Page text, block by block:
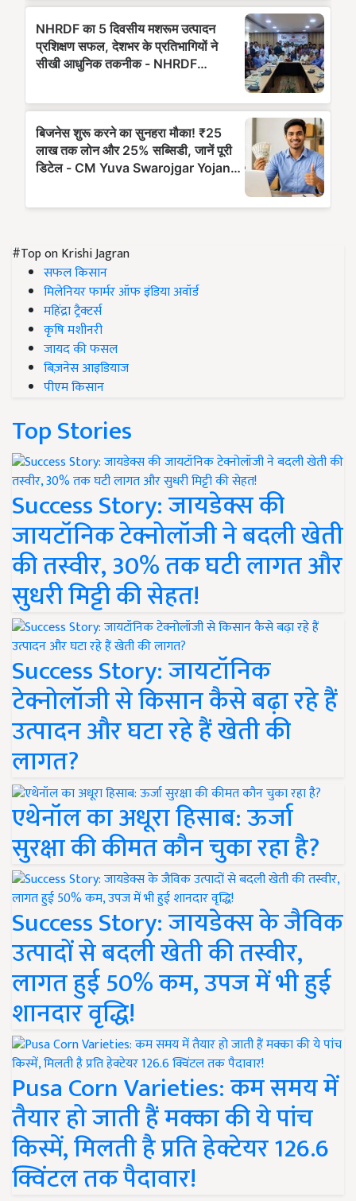
#Top on Krishi Jagran
सफल किसान
मिलेनियर फार्मर ऑफ इंडिया अवॉर्ड
महिंद्रा ट्रैक्टर्स
कृषि मशीनरी
जायद की फसल
बिज़नेस आइडियाज
पीएम किसान
Top Stories
Success Story: जायडेक्स की
जायटॉनिक टेक्नोलॉजी ने बदली खेती
की तस्वीर, 30% तक घटी लागत और
सुधरी मिट्टी की सेहत!
Success Story: जायटॉनिक
टेक्नोलॉजी से किसान कैसे बढ़ा रहे हैं
उत्पादन और घटा रहे हैं खेती की
लागत?
एथेनॉल का अधूरा हिसाब: ऊर्जा
सुरक्षा की कीमत कौन चुका रहा है?
Success Story: जायडेक्स के जैविक
उत्पादों से बदली खेती की तस्वीर,
लागत हुई 50% कम, उपज में भी हुई
शानदार वृद्धि!
Pusa Corn Varieties: कम समय में
तैयार हो जाती हैं मक्का की ये पांच
किस्में, मिलती है प्रति हेक्टेयर 126.6
क्विंटल तक पैदावार!